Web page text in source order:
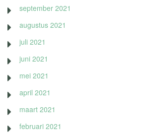
september 2021
augustus 2021
juli 2021
juni 2021
mei 2021
april 2021
maart 2021
februari 2021